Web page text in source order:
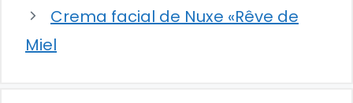
Crema facial de Nuxe «Rêve de
Miel